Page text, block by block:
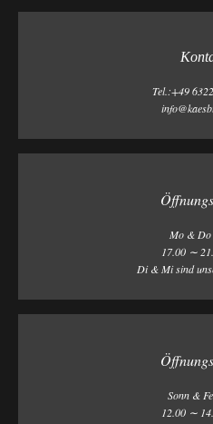
Tel.:+49
Mo &
17.00 ∼
Di & Mi sind
Sonn &
12.00 ∼